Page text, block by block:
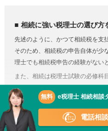
を減らしたり、納税額を少なくで
しかし、どんな特例が使えるのか
特例を活用しないまま申告して
のです。また、たとえ単純な計算
しまえば罰金のペナルティ対象に
対象となった場合、税理士に立ち
税理士に依頼しなくてもいい場
正味の遺産額（相続税の課税の対
礎控除内（相続税の申告・納税が
相続に強い税理士の選び方
先述のように、かつて相続税を支
そのため、相続税の申告自体が少
理士でも相続税申告の経験がない
また、相続は税理士試験の必修科
選択していない人にとっては専門
これらを念頭に置いて、相続を依
税理士や、経験や実績のある税理
「
e税理士」で相続税の悩みをス
無料 e税理士 相続相談
電話相